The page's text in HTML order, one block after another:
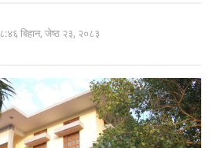
८:४६ बिहान, जेष्ठ २३, २०८३